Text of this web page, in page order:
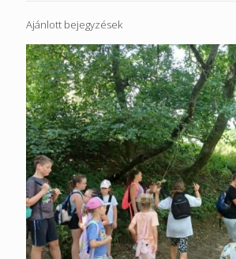
Ajánlott bejegyzések